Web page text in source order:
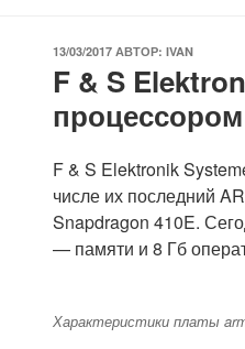
ОПУБЛИКОВАНО
13/03/2017 АВТОР: IVAN
F & S
F & S Elektronik
числе их последний
Snapdragon 410E.
— памяти и 8 Гб
Характеристики платы